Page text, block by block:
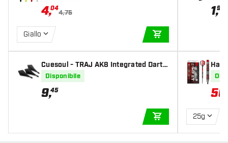
4,04
4,75
Giallo
Cuesoul - TRAJ AK8 Integrated Dart F
lights - Diamond Shape - Black
Disponibile
9,45
AGGIUNGI AL
1,95
te
50
25g